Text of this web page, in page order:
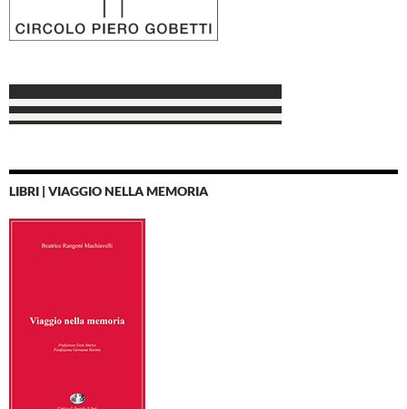
LIBRI | VIAGGIO NELLA MEMORIA